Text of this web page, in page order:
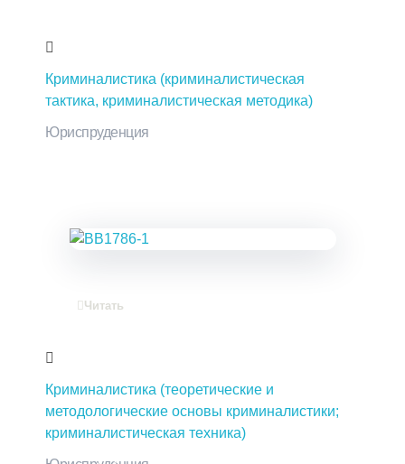
Криминалистика (криминалистическая
тактика, криминалистическая методика)
Юриспруденция
Криминалистика (теоретические и
методологические основы криминалистики;
криминалистическая техника)
Читать